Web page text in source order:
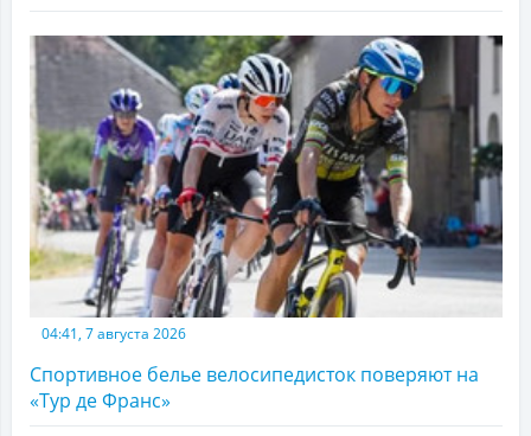
04:41, 7 августа 2026
Спортивное белье велосипедисток поверяют на
«Тур де Франс»